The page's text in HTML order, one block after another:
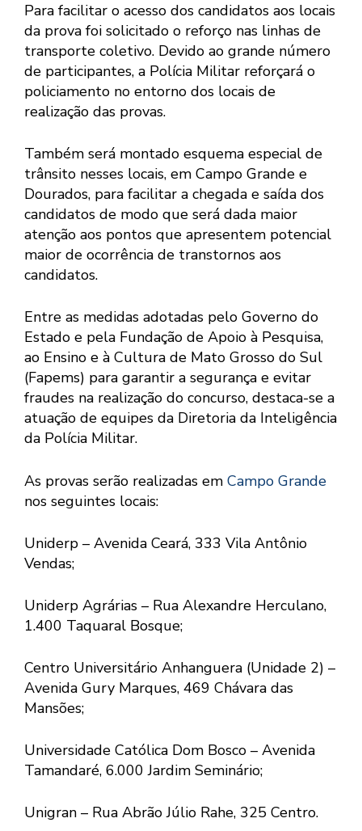
Para facilitar o acesso dos candidatos aos locais
da prova foi solicitado o reforço nas linhas de
transporte coletivo. Devido ao grande número
de participantes, a Polícia Militar reforçará o
policiamento no entorno dos locais de
realização das provas.
Também será montado esquema especial de
trânsito nesses locais, em Campo Grande e
Dourados, para facilitar a chegada e saída dos
candidatos de modo que será dada maior
atenção aos pontos que apresentem potencial
maior de ocorrência de transtornos aos
candidatos.
Entre as medidas adotadas pelo Governo do
Estado e pela Fundação de Apoio à Pesquisa,
ao Ensino e à Cultura de Mato Grosso do Sul
(Fapems) para garantir a segurança e evitar
fraudes na realização do concurso, destaca-se a
atuação de equipes da Diretoria da Inteligência
da Polícia Militar.
As provas serão realizadas em Campo Grande
nos seguintes locais:
Uniderp – Avenida Ceará, 333 Vila Antônio
Vendas;
Uniderp Agrárias – Rua Alexandre Herculano,
1.400 Taquaral Bosque;
Centro Universitário Anhanguera (Unidade 2) –
Avenida Gury Marques, 469 Chávara das
Mansões;
Universidade Católica Dom Bosco – Avenida
Tamandaré, 6.000 Jardim Seminário;
Unigran – Rua Abrão Júlio Rahe, 325 Centro.